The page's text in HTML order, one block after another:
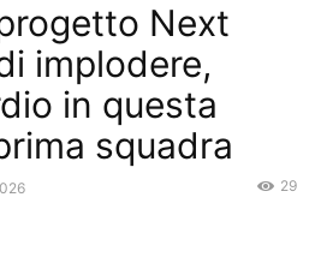
Next
implodere,
in questa
squadra
29